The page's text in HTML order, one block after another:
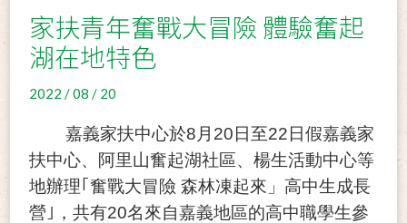
家扶青年奮戰大冒險 體驗奮起
湖在地特色
2022 / 08 / 20
嘉義家扶中心於8月20日至22日假嘉義家
扶中心、阿里山奮起湖社區、楊生活動中心等
地辦理｢奮戰大冒險 森林凍起來」高中生成長
營｣，共有20名來自嘉義地區的高中職學生參